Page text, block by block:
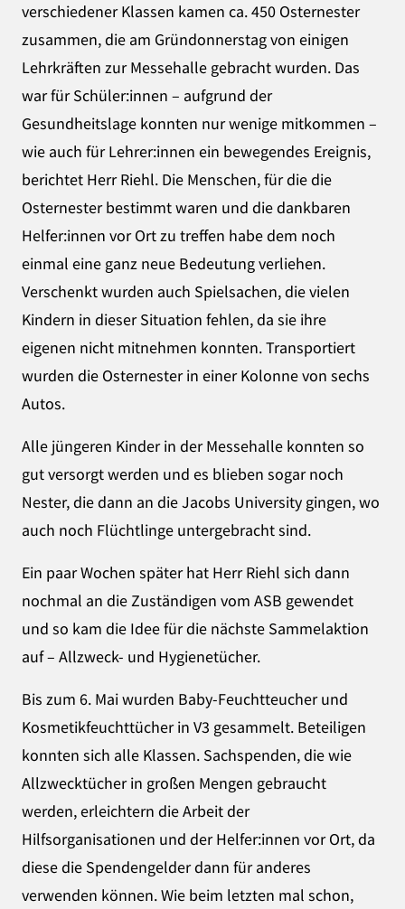
verschiedener Klassen kamen ca. 450 Osternester
zusammen, die am Gründonnerstag von einigen
Lehrkräften zur Messehalle gebracht wurden. Das
war für Schüler:innen – aufgrund der
Gesundheitslage konnten nur wenige mitkommen –
wie auch für Lehrer:innen ein bewegendes Ereignis,
berichtet Herr Riehl. Die Menschen, für die die
Osternester bestimmt waren und die dankbaren
Helfer:innen vor Ort zu treffen habe dem noch
einmal eine ganz neue Bedeutung verliehen.
Verschenkt wurden auch Spielsachen, die vielen
Kindern in dieser Situation fehlen, da sie ihre
eigenen nicht mitnehmen konnten. Transportiert
wurden die Osternester in einer Kolonne von sechs
Autos.
Alle jüngeren Kinder in der Messehalle konnten so
gut versorgt werden und es blieben sogar noch
Nester, die dann an die Jacobs University gingen, wo
auch noch Flüchtlinge untergebracht sind.
Ein paar Wochen später hat Herr Riehl sich dann
nochmal an die Zuständigen vom ASB gewendet
und so kam die Idee für die nächste Sammelaktion
auf – Allzweck- und Hygienetücher.
Bis zum 6. Mai wurden Baby-Feuchtteucher und
Kosmetikfeuchttücher in V3 gesammelt. Beteiligen
konnten sich alle Klassen. Sachspenden, die wie
Allzwecktücher in großen Mengen gebraucht
werden, erleichtern die Arbeit der
Hilfsorganisationen und der Helfer:innen vor Ort, da
diese die Spendengelder dann für anderes
verwenden können. Wie beim letzten mal schon,